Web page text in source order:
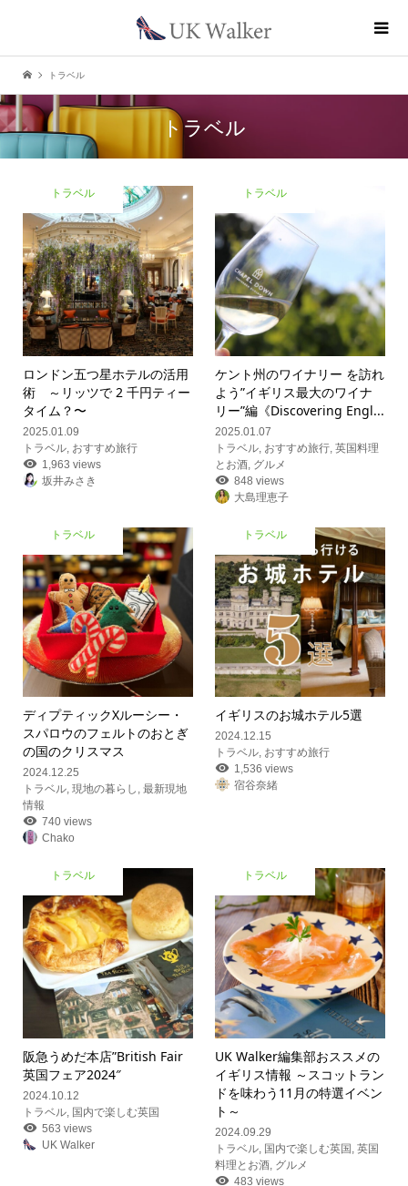
トラベル
トラベル
トラベル
ロンドン五つ星ホテルの活用
術 ～リッツで 2 千円ティー
タイム？〜
2025.01.09
トラベル, おすすめ旅行
1,963 views
坂井みさき
トラベル
ケント州のワイナリー を訪れ
よう”イギリス最大のワイナ
リー”編《Discovering Engl...
2025.01.07
トラベル おすすめ旅行 ,英国料理
とお酒 グルメ
848 views
大島理恵子
トラベル
ディプティックXルーシー・
スパロウのフェルトのおとぎ
の国のクリスマス
2024.12.25
トラベル, 現地の暮らし , 最新現地
情報
740 views
Chako
トラベル
イギリスのお城ホテル5選
2024.12.15
トラベル, おすすめ旅行
1,536 views
宿谷奈緒
トラベル
阪急うめだ本店”British Fair
英国フェア2024″
2024.10.12
トラベル, 国内で楽しむ英国
563 views
UK Walker
トラベル
UK Walker編集部おススメの
イギリス情報 ～スコットラン
ドを味わう11月の特選イベン
ト～
2024.09.29
トラベル, 国内で楽しむ英国 ,英国
料理とお酒, グルメ
483 views